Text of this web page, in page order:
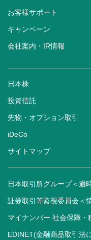
お客様サポート
キャンペーン
会社案内・IR情報
日本株
投資信託
先物・オプション取引
iDeCo
サイトマップ
日本取引所グループ＜適
証券取引等監視委員会＜
マイナンバー 社会保障・
EDINET(金融商品取引法